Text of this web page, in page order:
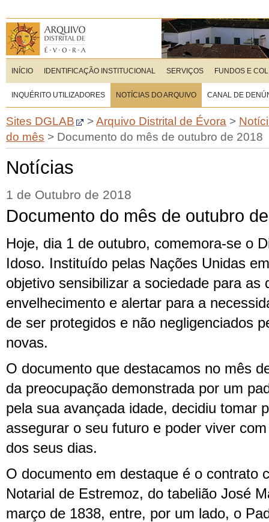
INÍCIO IDENTIFICAÇÃO INSTITUCIONAL SERVIÇOS FUNDOS E
INQUÉRITO UTILIZADORES NOTÍCIAS DO ARQUIVO CANAL DE
Sites DGLAB >Arquivo Distrital de Évora >
do mês > Documento do mês de outubro de 2018
Notícias
1 de Outubro de 2018
Documento do mês de outubro
Hoje, dia 1 de outubro, comemora-se o
Idoso. Instituído pelas Nações Unidas
objetivo sensibilizar a sociedade para as
envelhecimento e alertar para a
de ser protegidos e não negligenciados
novas.
O documento que destacamos no mês
da preocupação demonstrada por um
pela sua avançada idade, decidiu tomar
assegurar o seu futuro e poder viver
dos seus dias.
O documento em destaque é o contrato
Notarial de Estremoz, do tabelião José
março de 1838, entre, por um lado, o